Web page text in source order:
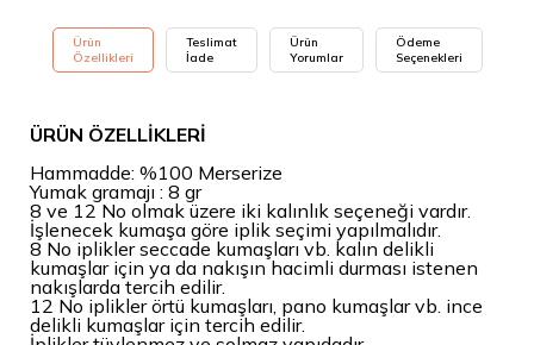
Ürün
Özellikleri
Teslimat
İade
Ürün
Yorumlar
Ödeme
Seçenekleri
ÜRÜN ÖZELLİKLERİ
Hammadde: %100 Merserize
Yumak gramajı : 8 gr
8 ve 12 No olmak üzere iki kalınlık seçeneği vardır.
İşlenecek kumaşa göre iplik seçimi yapılmalıdır.
8 No iplikler seccade kumaşları vb. kalın delikli
kumaşlar için ya da nakışın hacimli durması istenen
nakışlarda tercih edilir.
12 No iplikler örtü kumaşları, pano kumaşlar vb. ince
delikli kumaşlar için tercih edilir.